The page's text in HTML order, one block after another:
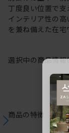
丁度良い位置で支
インテリア性の
を兼ね備えた在宅
選択中の商品情報
商品の特徴